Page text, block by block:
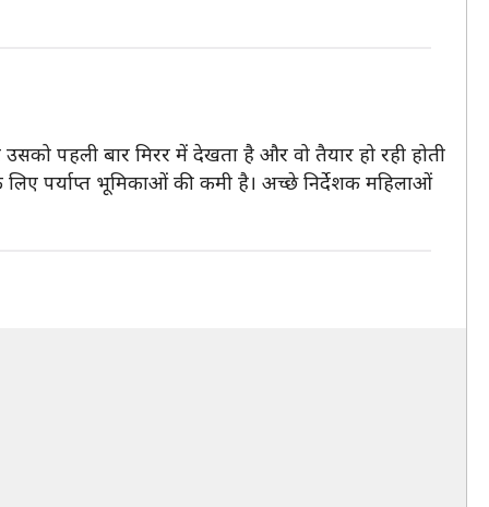
पहली बार मिरर में देखता है और वो तैयार हो रही होती
पर्याप्त भूमिकाओं की कमी है। अच्छे निर्देशक महिलाओं